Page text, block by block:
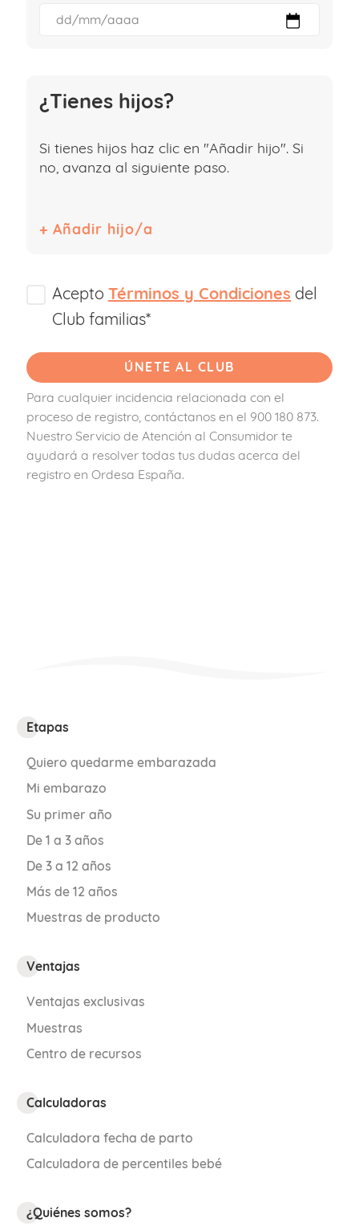
¿Tienes hijos?
Si tienes hijos haz clic en "Añadir hijo". Si
no, avanza al siguiente paso.
Acepto Términos y Condiciones del
Club familias*
Para cualquier incidencia relacionada con el
proceso de registro, contáctanos en el 900 180 873.
Nuestro Servicio de Atención al Consumidor te
ayudará a resolver todas tus dudas acerca del
registro en Ordesa España.
Etapas
Quiero quedarme embarazada
Mi embarazo
Su primer año
De 1 a 3 años
De 3 a 12 años
Más de 12 años
Muestras de producto
Ventajas
Ventajas exclusivas
Muestras
Centro de recursos
Calculadoras
Calculadora fecha de parto
Calculadora de percentiles bebé
¿Quiénes somos?